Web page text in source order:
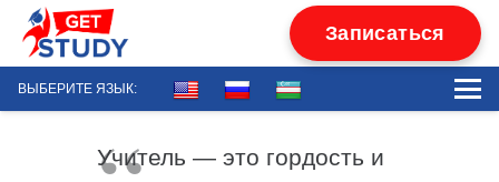
Записаться
ВЫБЕРИТЕ ЯЗЫК:
Учитель — это гордость и